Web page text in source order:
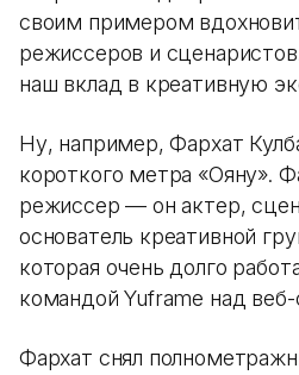
своим примером
режиссеров и
наш вклад в креативную
Ну, например, Фархат
короткого метра «Ояну».
режиссер — он актер,
основатель креативной
которая очень долго
командой Yuframe над
Фархат снял